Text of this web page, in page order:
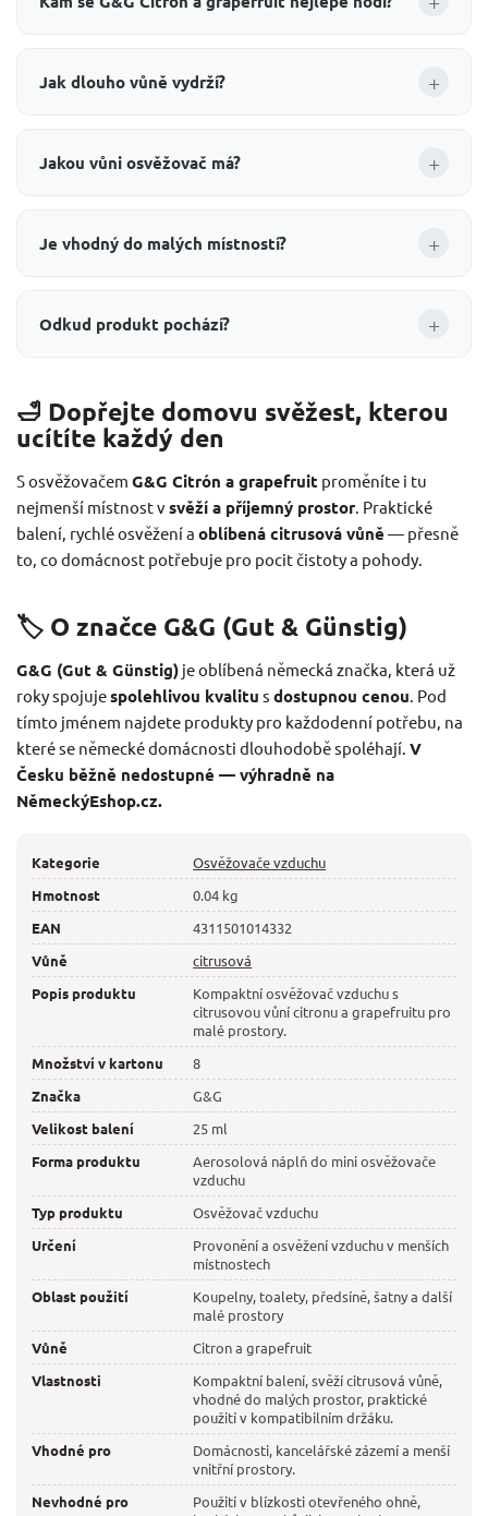
Jak dlouho vůně vydrží? +
Jakou vůni osvěžovač má? +
Je vhodný do malých místností? +
Odkud produkt pochází? +
🛁 Dopřejte domovu svěžest, kterou
ucítíte každý den
S osvěžovačem G&G Citrón a grapefruit proměníte i tu
nejmenší místnost vsvěží a příjemný prostor. Praktické
balení, rychlé osvěžení a oblíbená citrusová vůně — přesně
to, co domácnost potřebuje pro pocit čistoty a pohody.
🏷️ O značce G&G (Gut & Günstig)
G&G (Gut & Günstig) je oblíbená německá značka, která už
roky spojujespolehlivou kvalitu s dostupnou cenou. Pod
tímto jménem najdete produkty pro každodenní potřebu, na
které se německé domácnosti dlouhodobě spoléhají. V
Česku běžně nedostupné — výhradně na
NěmeckýEshop.cz.
Kategorie
Osvěžovače vzduchu
Hmotnost
0.04 kg
EAN
4311501014332
Vůně
citrusová
Popis produktu
Kompaktní osvěžovač vzduchu s
citrusovou vůní citronu a grapefruitu pro
malé prostory.
Množství v kartonu
8
Značka
G&G
Velikost balení
25 ml
Forma produktu
Aerosolová náplň do mini osvěžovače
vzduchu
Typ produktu
Osvěžovač vzduchu
Určení
Provonění a osvěžení vzduchu v menších
místnostech
Oblast použití
Koupelny, toalety, předsíně, šatny a další
malé prostory
Vůně
Citron a grapefruit
Vlastnosti
Kompaktní balení, svěží citrusová vůně,
vhodné do malých prostor, praktické
použití v kompatibilním držáku.
Vhodné pro
Domácnosti, kancelářské zázemí a menší
vnitřní prostory.
Nevhodné pro
Použití v blízkosti otevřeného ohně,